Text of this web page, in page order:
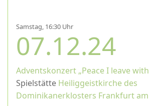
Samstag, 16:30 Uhr
07.12.24
Adventskonzert „Peace I leave with
Spielstätte Heiliggeistkirche des
Dominikanerklosters Frankfurt